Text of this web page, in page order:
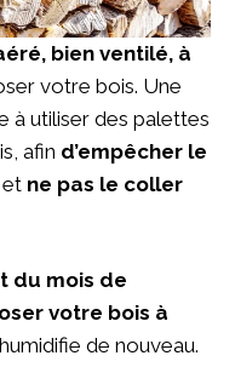
bien ventilé, à
votre bois. Une
à utiliser des palettes
afin d’empêcher le
, et ne pas le coller
du mois de
votre bois à
de nouveau.